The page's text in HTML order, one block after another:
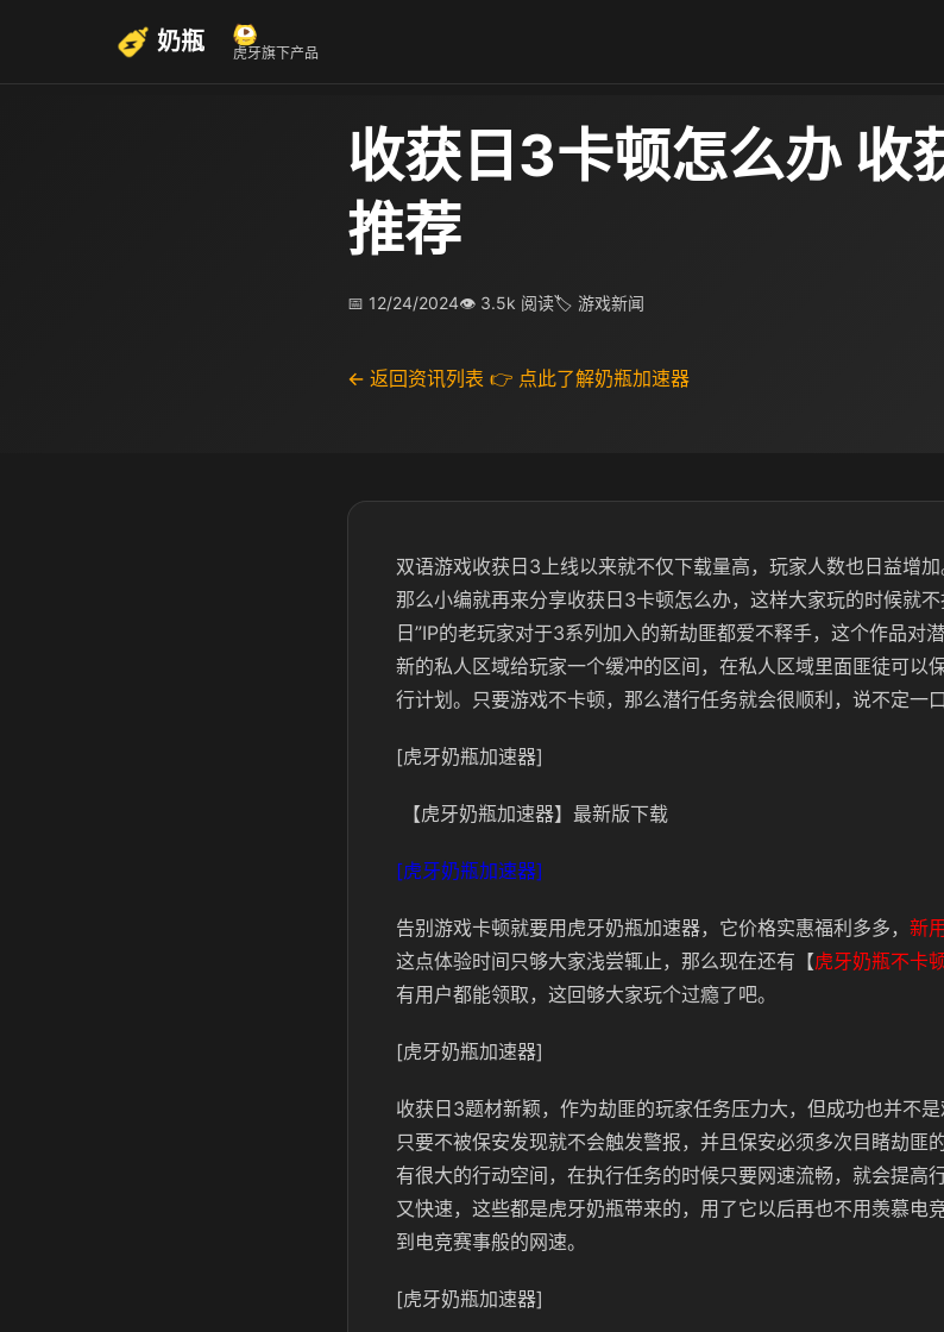
奶瓶 虎牙旗下产品
收获日3卡顿怎么办 收
推荐
📅 12/24/2024👁 3.5k 阅读🏷 游戏新闻
← 返回资讯列表 👉 点此了解奶瓶加速器
双语游戏收获日3上线以来就不仅下载量高，玩家人数也日益增加
那么小编就再来分享收获日3卡顿怎么办，这样大家玩的时候就
日”IP的老玩家对于3系列加入的新劫匪都爱不释手，这个作品对
新的私人区域给玩家一个缓冲的区间，在私人区域里面匪徒可以
行计划。只要游戏不卡顿，那么潜行任务就会很顺利，说不定一
[虎牙奶瓶加速器]
【虎牙奶瓶加速器】最新版下载
[虎牙奶瓶加速器]
告别游戏卡顿就要用虎牙奶瓶加速器，它价格实惠福利多多， 新
这点体验时间只够大家浅尝辄止，那么现在还有 【虎牙奶瓶不卡
有用户都能领取，这回够大家玩个过瘾了吧。
[虎牙奶瓶加速器]
收获日3题材新颖，作为劫匪的玩家任务压力大，但成功也并不
只要不被保安发现就不会触发警报，并且保安必须多次目睹劫匪
有很大的行动空间，在执行任务的时候只要网速流畅，就会提高
又快速，这些都是虎牙奶瓶带来的，用了它以后再也不用羡慕电
到电竞赛事般的网速。
[虎牙奶瓶加速器]